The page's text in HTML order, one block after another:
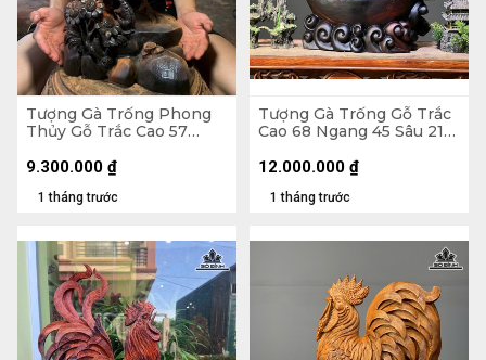
Tượng Gà Trống Phong
Thủy Gỗ Trắc Cao 57
1 tháng trước
9.300.000 ₫
Tượng Gà Trống Gỗ Trắc
Cao 68 Ngang 45 Sâu 21
1 tháng trước
12.000.000 ₫